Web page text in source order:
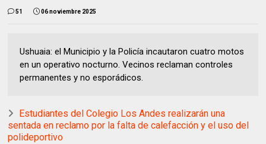
51 06 noviembre 2025
Ushuaia: el Municipio y la Policía incautaron cuatro motos
en un operativo nocturno. Vecinos reclaman controles
permanentes y no esporádicos.
Estudiantes del Colegio Los Andes realizarán una
sentada en reclamo por la falta de calefacción y el uso del
polideportivo